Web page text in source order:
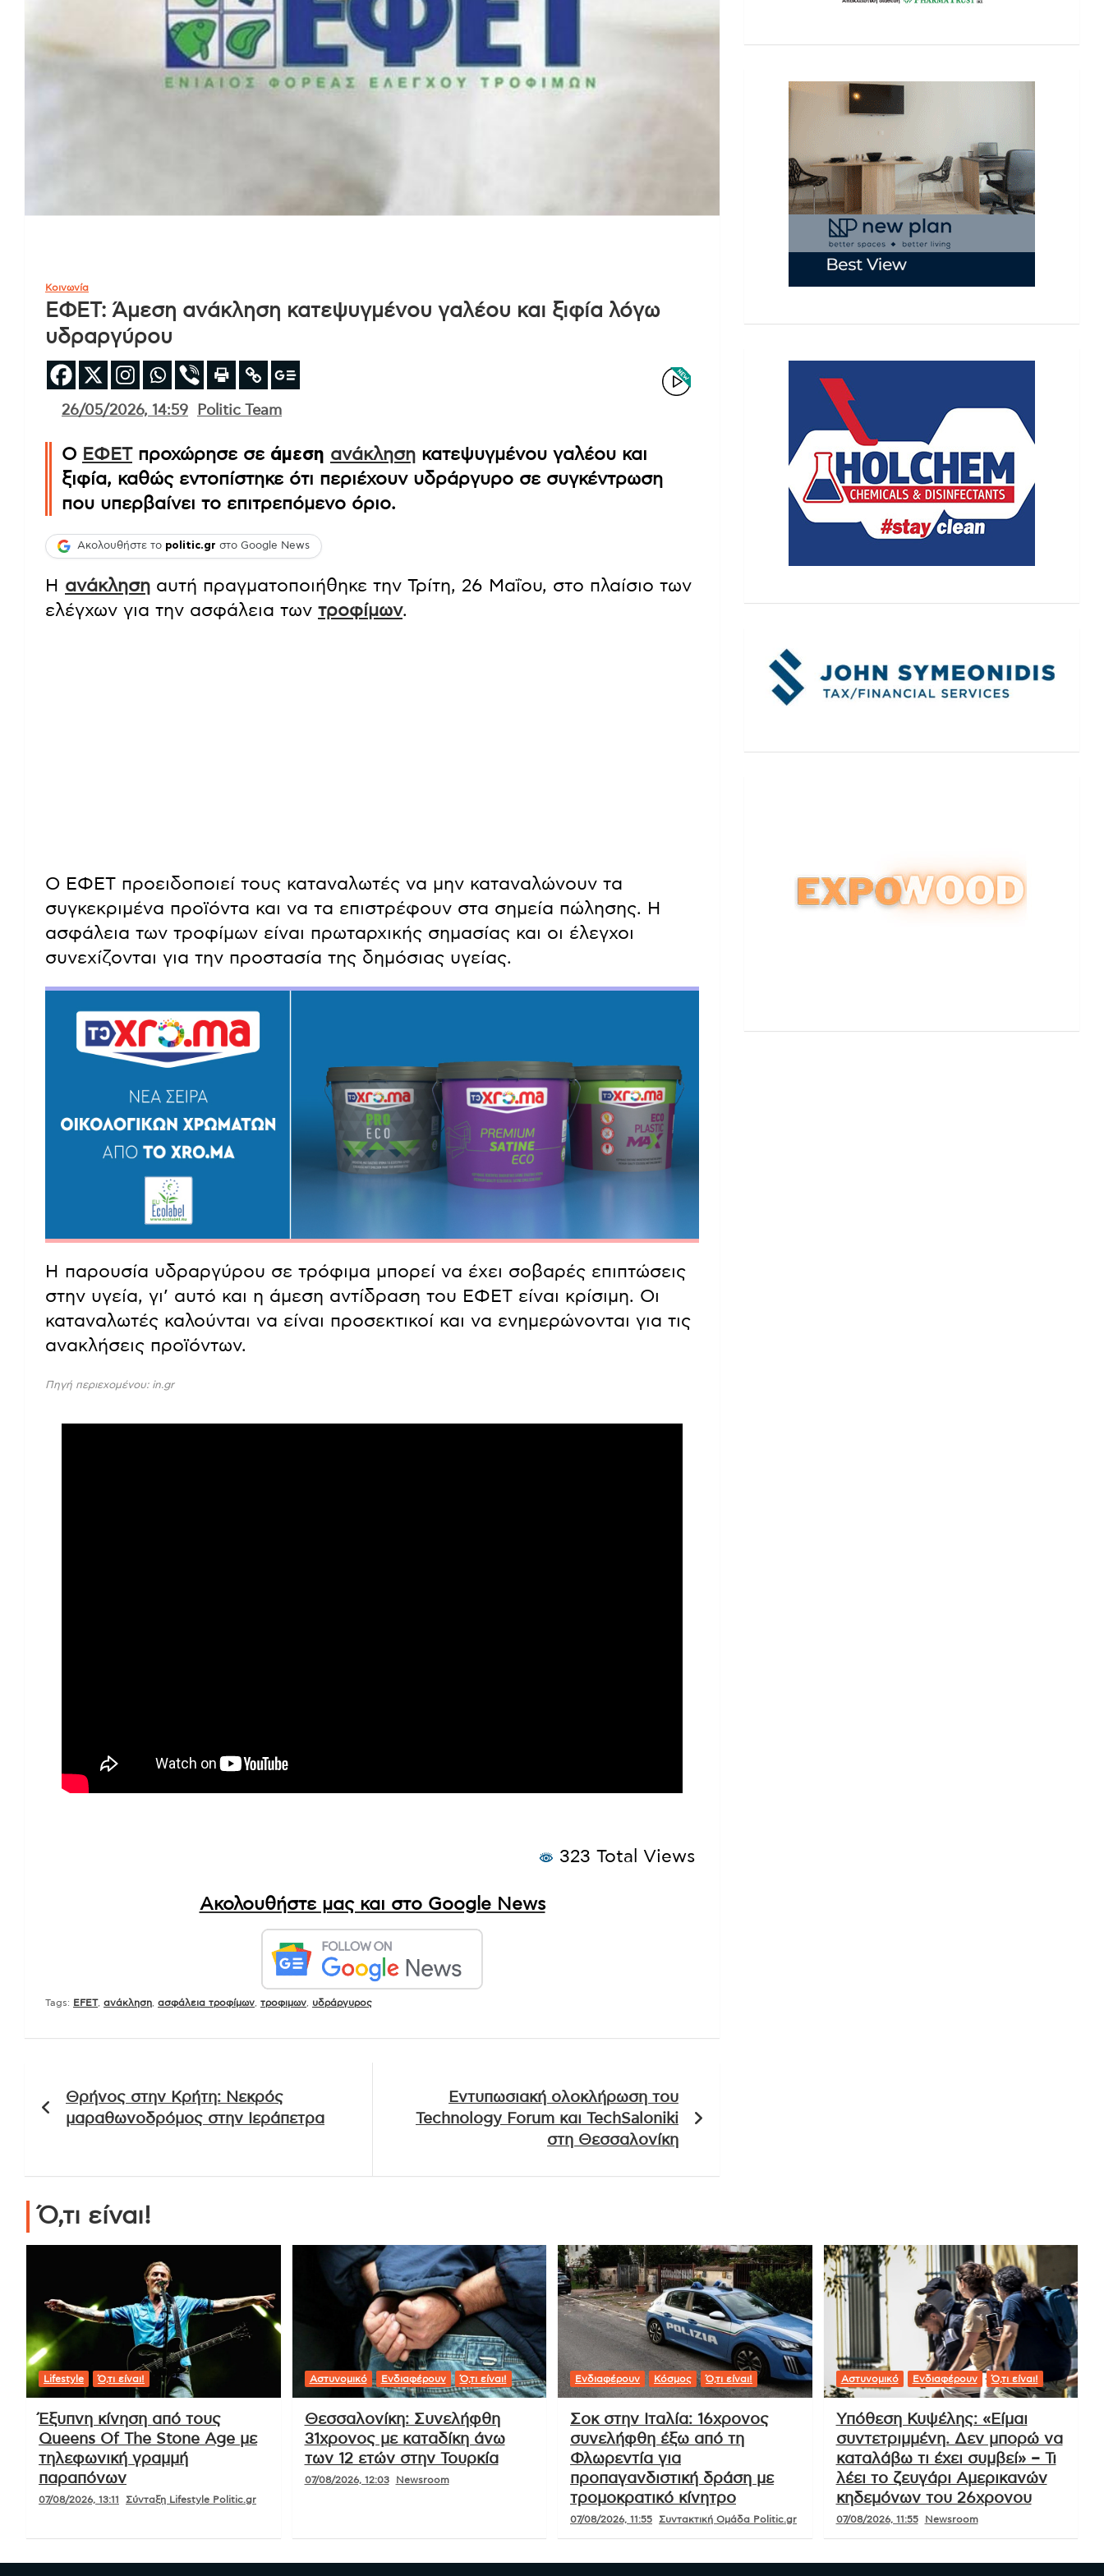
Κοινωνία
ΕΦΕΤ: Άμεση ανάκληση κατεψυγμένου γαλέου και ξιφία λόγω
υδραργύρου
26/05/2026, 14:59 Politic Team
Ο ΕΦΕΤπροχώρησε σε άμεση ανάκληση κατεψυγμένου γαλέου και
ξιφία, καθώς εντοπίστηκε ότι περιέχουν υδράργυρο σε συγκέντρωση
που υπερβαίνει το επιτρεπόμενο όριο.
Ακολουθήστε το politic.gr στο Google News
Η ανάκληση αυτή πραγματοποιήθηκε την Τρίτη, 26 Μαΐου, στο πλαίσιο των
ελέγχων για την ασφάλεια των τροφίμων.
Ο ΕΦΕΤ προειδοποιεί τους καταναλωτές να μην καταναλώνουν τα
συγκεκριμένα προϊόντα και να τα επιστρέφουν στα σημεία πώλησης. Η
ασφάλεια των τροφίμων είναι πρωταρχικής σημασίας και οι έλεγχοι
συνεχίζονται για την προστασία της δημόσιας υγείας.
Η παρουσία υδραργύρου σε τρόφιμα μπορεί να έχει σοβαρές επιπτώσεις
στην υγεία, γι’ αυτό και η άμεση αντίδραση του ΕΦΕΤ είναι κρίσιμη. Οι
καταναλωτές καλούνται να είναι προσεκτικοί και να ενημερώνονται για τις
ανακλήσεις προϊόντων.
Πηγή περιεχομένου: in.gr
323 Total Views
Ακολουθήστε μας και στο Google News
Tags: EFET, ανάκληση ασφάλεια τροφίμων τροφιμων υδράργυρος
άρθρων
Θρήνος στην Κρήτη: Νεκρός
μαραθωνοδρόμος στην Ιεράπετρα
Εντυπωσιακή ολοκλήρωση του
Technology Forum και TechSaloniki
στη Θεσσαλονίκη
Ό,τι είναι!
Lifestyle Ό,τι είναι!
Έξυπνη κίνηση από τους
Queens Of The Stone Age με
τηλεφωνική γραμμή
παραπόνων
07/08/2026, 13:11 Σύνταξη Lifestyle Politic.gr
Αστυνομικό Ενδιαφέρουν Ό,τι είναι!
Θεσσαλονίκη: Συνελήφθη
31χρονος με καταδίκη άνω
των 12 ετών στην Τουρκία
07/08/2026, 12:03 Newsroom
Ενδιαφέρουν Κόσμος Ό,τι είναι!
Σοκ στην Ιταλία: 16χρονος
συνελήφθη έξω από τη
Φλωρεντία για
προπαγανδιστική δράση με
τρομοκρατικό κίνητρο
07/08/2026, 11:55 Συντακτική Ομάδα Politic.gr
Αστυνομικό Ενδιαφέρουν Ό,τι είναι!
Υπόθεση Κυψέλης: «Είμαι
συντετριμμένη. Δεν μπορώ να
καταλάβω τι έχει συμβεί» – Τι
λέει το ζευγάρι Αμερικανών
κηδεμόνων του 26χρονου
07/08/2026, 11:55 Newsroom